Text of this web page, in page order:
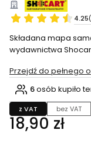
4.25
Składana mapa
wydawnictwa
Przejdź do pełnego
6osób kupiło
z VAT bez VAT
Cena
18,90 zł